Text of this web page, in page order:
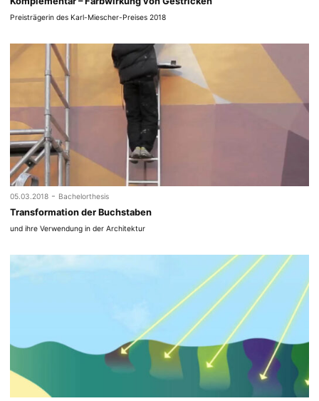
Preisträgerin des Karl-Miescher-Preises 2018
05.03.2018 - Bachelorthesis
Transformation der Buchstaben
und ihre Verwendung in der Architektur